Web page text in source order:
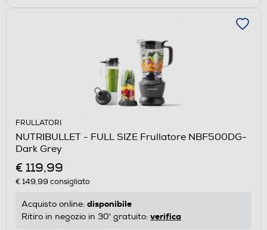
FRULLATORI
NUTRIBULLET - FULL SIZE Frullatore NBF500DG-
Dark Grey
€ 119,99
€ 149,99 consigliato
Acquisto online: disponibile
Ritiro in negozio in 30' gratuito: verifica